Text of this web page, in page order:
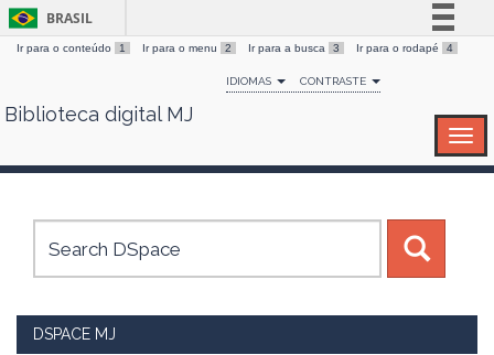
Skip
BRASIL
Simplifique!
Comunica BR
Canais
Ir para o conteúdo 1 Ir para o menu 2 Ir para a busca 3 Ir para o rodapé 4
IDIOMAS CONTRASTE
Biblioteca digital MJ
DSPACE MJ